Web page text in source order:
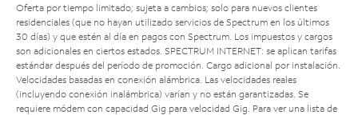
Oferta por tiempo limitado; sujeta a cambios; solo para nuevos clientes
residenciales (que no hayan utilizado servicios de Spectrum en los últimos
30 días) y que estén al día en pagos con Spectrum. Los impuestos y cargos
son adicionales en ciertos estados. SPECTRUM INTERNET: se aplican tarifas
estándar después del período de promoción. Cargo adicional por instalación.
Velocidades basadas en conexión alámbrica. Las velocidades reales
(incluyendo conexión inalámbrica) varían y no están garantizadas. Se
requiere módem con capacidad Gig para velocidad Gig. Para ver una lista de